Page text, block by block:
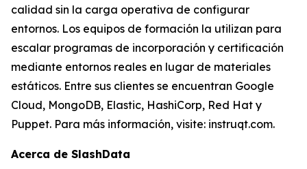
calidad sin la carga operativa de configurar
entornos. Los equipos de formación la utilizan para
escalar programas de incorporación y certificación
mediante entornos reales en lugar de materiales
estáticos. Entre sus clientes se encuentran Google
Cloud, MongoDB, Elastic, HashiCorp, Red Hat y
Puppet. Para más información, visite: instruqt.com.
Acerca de SlashData